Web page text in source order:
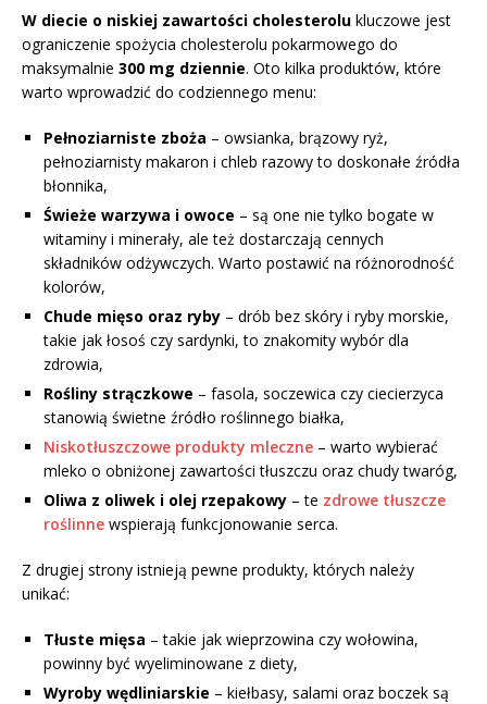
W diecie o niskiej zawartości cholesterolu kluczowe jest
ograniczenie spożycia cholesterolu pokarmowego do
maksymalnie 300 mg dziennie. Oto kilka produktów, które
warto wprowadzić do codziennego menu:
Pełnoziarniste zboża – owsianka, brązowy ryż,
pełnoziarnisty makaron i chleb razowy to doskonałe źródła
błonnika,
Świeże warzywa i owoce – są one nie tylko bogate w
witaminy i minerały, ale też dostarczają cennych
składników odżywczych. Warto postawić na różnorodność
kolorów,
Chude mięso oraz ryby – drób bez skóry i ryby morskie,
takie jak łosoś czy sardynki, to znakomity wybór dla
zdrowia,
Rośliny strączkowe – fasola, soczewica czy ciecierzyca
stanowią świetne źródło roślinnego białka,
Niskotłuszczowe produkty mleczne – warto wybierać
mleko o obniżonej zawartości tłuszczu oraz chudy twaróg,
Oliwa z oliwek i olej rzepakowy – te zdrowe tłuszcze
roślinne wspierają funkcjonowanie serca.
Z drugiej strony istnieją pewne produkty, których należy
unikać:
Tłuste mięsa – takie jak wieprzowina czy wołowina,
powinny być wyeliminowane z diety,
Wyroby wędliniarskie – kiełbasy, salami oraz boczek są